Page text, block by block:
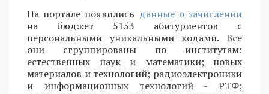
На портале появились данные о зачислении
на бюджет 5153 абитуриентов с
персональными уникальными кодами. Все
они сгруппированы по институтам:
естественных наук и математики; новых
материалов и технологий; радиоэлектроники
и информационных технологий - РТФ;